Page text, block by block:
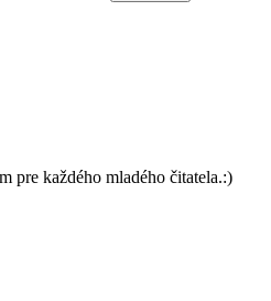
pre každého mladého čitatela.:)